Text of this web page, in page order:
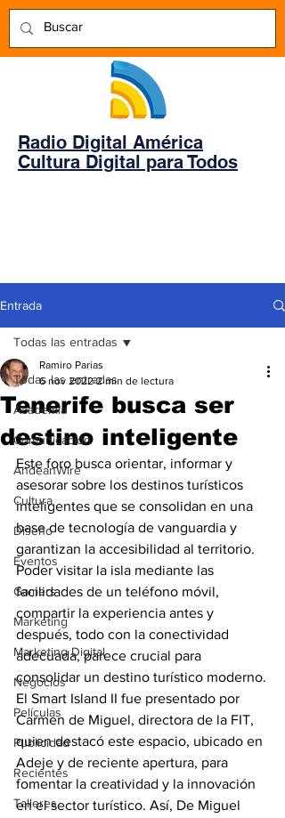
Radio Digital América
Cultura Digital para Todos
Entrada
Todas las entradas
Academia
Comunicación
AndeanWire
Cultura
Diseño
Eventos
Gamers
Marketing
Marketing Digital
Negocios
Películas
Publicidad
Recientes
Talleres
Todas las entradas
Tenerife busca ser
destino inteligente
Ramiro Parias
6 nov 2022 2 min de lectura
Este foro busca orientar, informar y
asesorar sobre los destinos turísticos
inteligentes que se consolidan en una
base de tecnología de vanguardia y
garantizan la accesibilidad al territorio.
Poder visitar la isla mediante las
facilidades de un teléfono móvil,
compartir la experiencia antes y
después, todo con la conectividad
adecuada, parece crucial para
consolidar un destino turístico moderno.
El Smart Island II fue presentado por
Carmen de Miguel, directora de la FIT,
quien destacó este espacio, ubicado en
Adeje y de reciente apertura, para
fomentar la creatividad y la innovación
en el sector turístico. Así, De Miguel